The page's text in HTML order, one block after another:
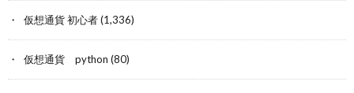
仮想通貨 初心者(1,336)
仮想通貨 python (80)